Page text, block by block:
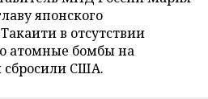
японского
в отсутствии
атомные бомбы на
сбросили США.